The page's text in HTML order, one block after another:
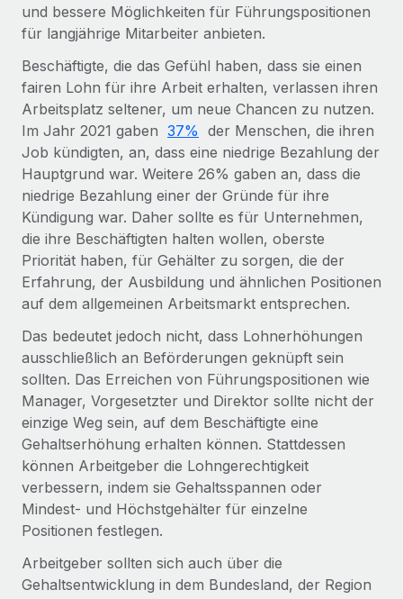
und bessere Möglichkeiten für Führungspositionen
für langjährige Mitarbeiter anbieten.
Beschäftigte, die das Gefühl haben, dass sie einen
fairen Lohn für ihre Arbeit erhalten, verlassen ihren
Arbeitsplatz seltener, um neue Chancen zu nutzen.
Im Jahr 2021 gaben 37% der Menschen, die ihren
Job kündigten, an, dass eine niedrige Bezahlung der
Hauptgrund war. Weitere 26% gaben an, dass die
niedrige Bezahlung einer der Gründe für ihre
Kündigung war. Daher sollte es für Unternehmen,
die ihre Beschäftigten halten wollen, oberste
Priorität haben, für Gehälter zu sorgen, die der
Erfahrung, der Ausbildung und ähnlichen Positionen
auf dem allgemeinen Arbeitsmarkt entsprechen.
Das bedeutet jedoch nicht, dass Lohnerhöhungen
ausschließlich an Beförderungen geknüpft sein
sollten. Das Erreichen von Führungspositionen wie
Manager, Vorgesetzter und Direktor sollte nicht der
einzige Weg sein, auf dem Beschäftigte eine
Gehaltserhöhung erhalten können. Stattdessen
können Arbeitgeber die Lohngerechtigkeit
verbessern, indem sie Gehaltsspannen oder
Mindest- und Höchstgehälter für einzelne
Positionen festlegen.
Arbeitgeber sollten sich auch über die
Gehaltsentwicklung in dem Bundesland, der Region